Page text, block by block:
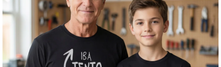
hviezdičiek.